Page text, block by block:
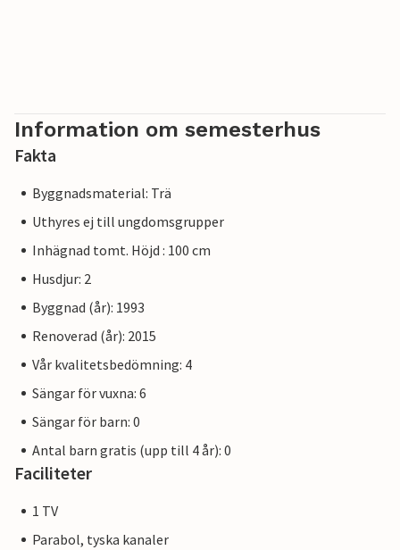
Information om semesterhus
Fakta
Byggnadsmaterial: Trä
Uthyres ej till ungdomsgrupper
Inhägnad tomt. Höjd : 100 cm
Husdjur: 2
Byggnad (år): 1993
Renoverad (år): 2015
Vår kvalitetsbedömning: 4
Sängar för vuxna: 6
Sängar för barn: 0
Antal barn gratis (upp till 4 år): 0
Faciliteter
1 TV
Parabol, tyska kanaler